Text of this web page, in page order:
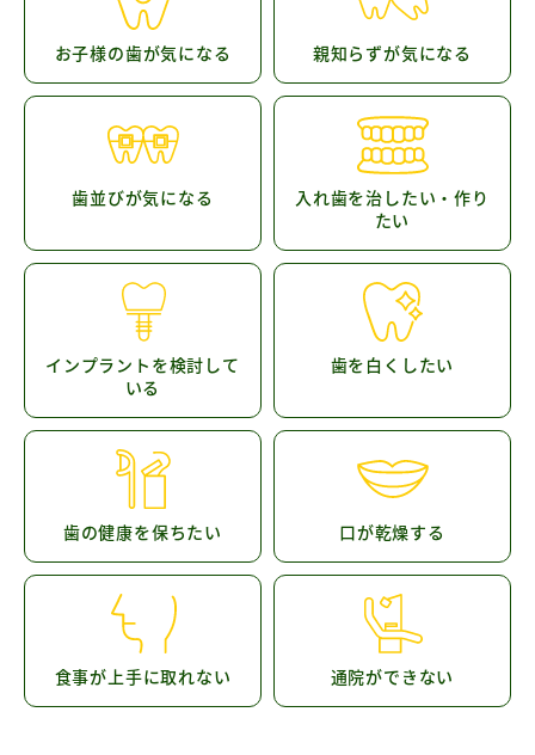
お子様の歯が気になる 親知らずが気になる
歯並びが気になる
入れ歯を治したい・作り
たい
インプラントを検討して
いる
歯を白くしたい
歯の健康を保ちたい 口が乾燥する
食事が上手に取れない 通院ができない